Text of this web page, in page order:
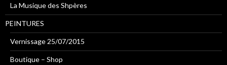
La Musique des Shpères
PEINTURES
Vernissage 25/07/2015
Boutique – Shop